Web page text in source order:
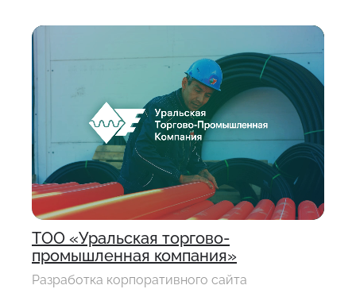
ТОО «Уральская торгово-
промышленная компания»
Разработка корпоративного сайта